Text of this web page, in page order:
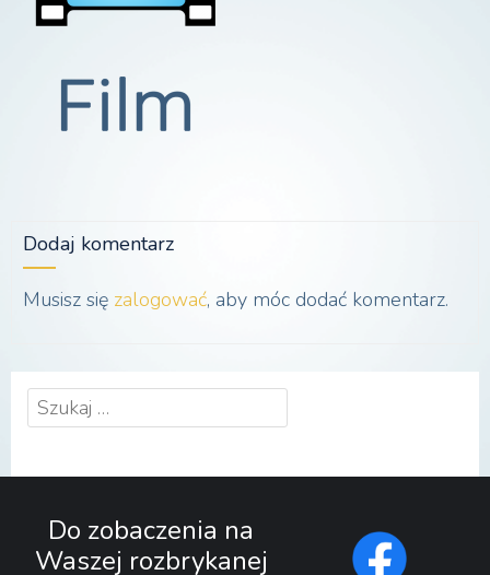
Dodaj komentarz
Musisz się zalogować, aby móc dodać komentarz.
Szukaj:
Do zobaczenia na
Waszej rozbrykanej